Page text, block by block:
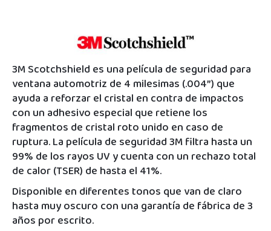
3M Scotchshield es una película de seguridad para
ventana automotriz de 4 milesimas (.004”) que
ayuda a reforzar el cristal en contra de impactos
con un adhesivo especial que retiene los
fragmentos de cristal roto unido en caso de
ruptura. La película de seguridad 3M filtra hasta un
99% de los rayos UV y cuenta con un rechazo total
de calor (TSER) de hasta el 41%.
Disponible en diferentes tonos que van de claro
hasta muy oscuro con una garantía de fábrica de 3
años por escrito.